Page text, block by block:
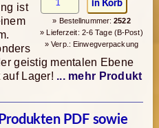
» Bestellnummer:2522
» Lieferzeit: 2-6 Tage (B-Post)
» Verp.: Einwegverpackung
ist
geistig mentalen Ebene
Lager! ... mehr Produkt
PDF sowie